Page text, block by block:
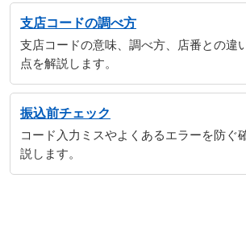
支店コードの調べ方
支店コードの意味、調べ方、店番との違
点を解説します。
振込前チェック
コード入力ミスやよくあるエラーを防ぐ
説します。